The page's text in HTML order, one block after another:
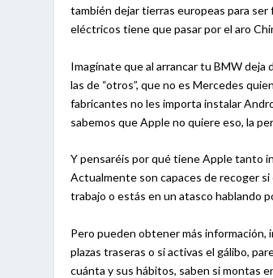
también dejar tierras europeas para
eléctricos tiene que pasar por el aro
Imagínate que al arrancar tu BMW deja
las de “otros”, que no es Mercedes
fabricantes no les importa instalar
sabemos que Apple no quiere eso, la
Y pensaréis por qué tiene Apple tanto
Actualmente son capaces de recoger si
trabajo o estás en un atasco hablando
Pero pueden obtener más información,
plazas traseras o si activas el gálibo,
cuánta y sus hábitos, saben si montas